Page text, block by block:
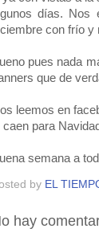
días. Nos
con frío y
pues nada
que de
leemos en
caen para
semana a
by EL
hay